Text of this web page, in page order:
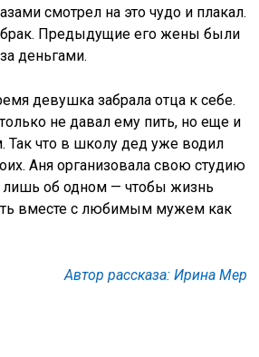
смотрел на это чудо и плакал.
брак. Предыдущие его жены были
деньгами.
девушка забрала отца к себе.
не давал ему пить, но еще и
Так что в школу дед уже водил
Аня организовала свою студию
лишь об одном — чтобы жизнь
вместе с любимым мужем как
Автор рассказа: Ирина Мер